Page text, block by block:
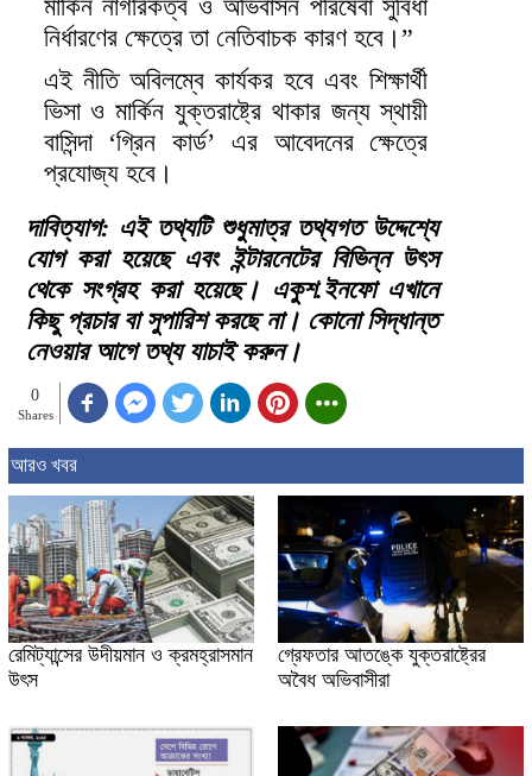
মার্কিন নাগরিকত্ব ও অভিবাসন পরিষেবা সুবিধা
নির্ধারণের ক্ষেত্রে তা নেতিবাচক কারণ হবে।”
এই নীতি অবিলম্বে কার্যকর হবে এবং শিক্ষার্থী
ভিসা ও মার্কিন যুক্তরাষ্ট্রে থাকার জন্য স্থায়ী
বাসিন্দা ‘গ্রিন কার্ড’ এর আবেদনের ক্ষেত্রে
প্রযোজ্য হবে।
দাবিত্যাগ: এই তথ্যটি শুধুমাত্র তথ্যগত উদ্দেশ্যে
যোগ করা হয়েছে এবং ইন্টারনেটের বিভিন্ন উৎস
থেকে সংগ্রহ করা হয়েছে। একুশ.ইনফো এখানে
কিছু প্রচার বা সুপারিশ করছে না। কোনো সিদ্ধান্ত
নেওয়ার আগে তথ্য যাচাই করুন।
0
Shares
আরও খবর
রেমিট্যান্সের উদীয়মান ও ক্রমহ্রাসমান
উৎস
গ্রেফতার আতঙ্কে যুক্তরাষ্ট্রের
অবৈধ অভিবাসীরা